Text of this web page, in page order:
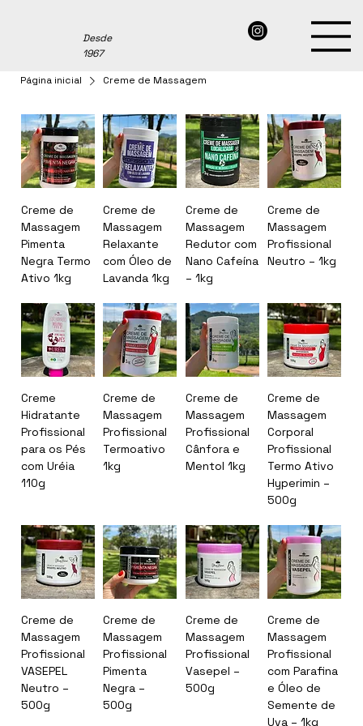
Desde
1967
Página inicial Creme de Massagem
Creme de
Massagem
Pimenta
Negra Termo
Ativo 1kg
Creme de
Massagem
Relaxante
com Óleo de
Lavanda 1kg
Creme de
Massagem
Redutor com
Nano Cafeína
– 1kg
Creme de
Massagem
Profissional
Neutro – 1kg
Creme
Hidratante
Profissional
para os Pés
com Uréia
110g
Creme de
Massagem
Profissional
Termoativo
1kg
Creme de
Massagem
Profissional
Cânfora e
Mentol 1kg
Creme de
Massagem
Corporal
Profissional
Termo Ativo
Hyperimin –
500g
Creme de
Massagem
Profissional
VASEPEL
Neutro –
500g
Creme de
Massagem
Profissional
Pimenta
Negra –
500g
Creme de
Massagem
Profissional
Vasepel –
500g
Creme de
Massagem
Profissional
com Parafina
e Óleo de
Semente de
Uva – 1kg